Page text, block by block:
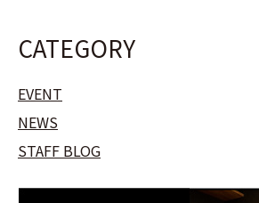
CATEGORY
EVENT
NEWS
STAFF BLOG